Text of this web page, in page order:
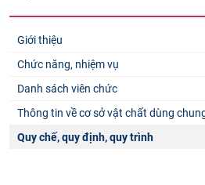
Giới thiệu
Chức năng, nhiệm vụ
Danh sách viên chức
Thông tin về cơ sở vật chất dùng
Quy chế, quy định, quy trình